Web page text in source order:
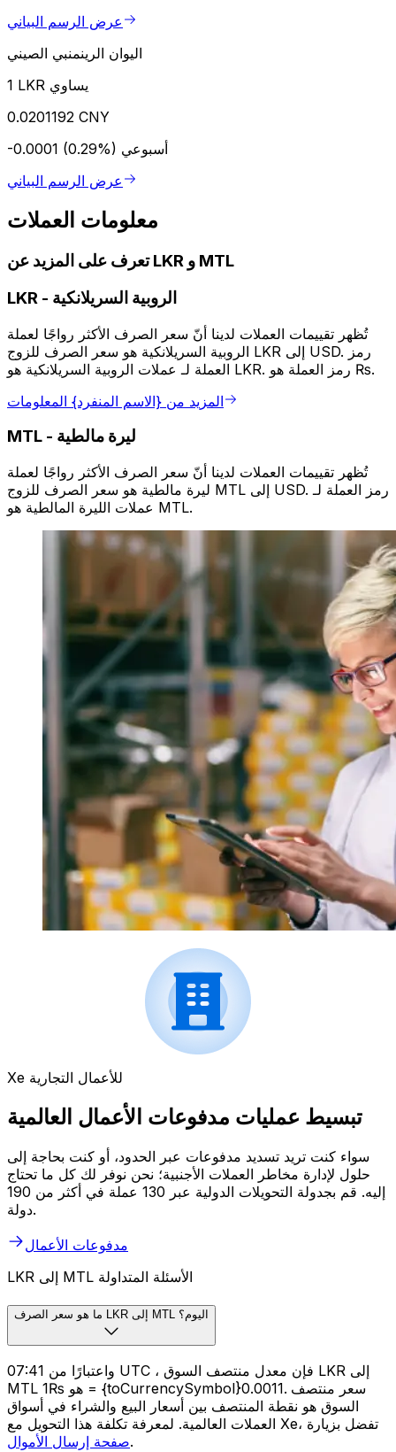
عرض الرسم البياني
اليوان الرينمنبي الصيني
1 LKR يساوي
0.0201192 CNY
-0.0001 (0.29%) أسبوعي
عرض الرسم البياني
معلومات العملات
تعرف على المزيد عن LKR و MTL
LKR - الروبية السريلانكية
تُظهر تقييمات العملات لدينا أنّ سعر الصرف الأكثر رواجًا لعملة
الروبية السريلانكية هو سعر الصرف للزوج LKR إلى USD. رمز
العملة لـ عملات الروبية السريلانكية هو LKR. رمز العملة هو ₨.
المزيد من {الاسم المنفرد} المعلومات
MTL - ليرة مالطية
تُظهر تقييمات العملات لدينا أنّ سعر الصرف الأكثر رواجًا لعملة
ليرة مالطية هو سعر الصرف للزوج MTL إلى USD. رمز العملة لـ
عملات الليرة المالطية هو MTL.
Xe للأعمال التجارية
تبسيط عمليات مدفوعات الأعمال العالمية
سواء كنت تريد تسديد مدفوعات عبر الحدود، أو كنت بحاجة إلى
حلول لإدارة مخاطر العملات الأجنبية؛ نحن نوفر لك كل ما تحتاج
إليه. قم بجدولة التحويلات الدولية عبر 130 عملة في أكثر من 190
دولة.
مدفوعات الأعمال
LKR إلى MTL الأسئلة المتداولة
ما هو سعر الصرف LKR إلى MTL اليوم؟
واعتبارًا من 07:41 UTC ، فإن معدل منتصف السوق LKR إلى
MTL هو ₨1 = {toCurrencySymbol}0.0011. سعر منتصف
السوق هو نقطة المنتصف بين أسعار البيع والشراء في أسواق
العملات العالمية. لمعرفة تكلفة هذا التحويل مع Xe، تفضل بزيارة
صفحة إرسال الأموال.